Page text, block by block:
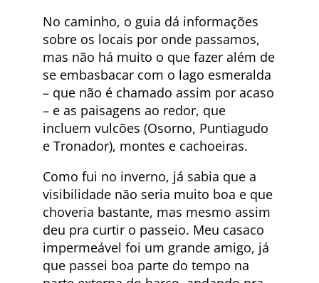
No caminho, o guia dá informações
sobre os locais por onde passamos,
mas não há muito o que fazer além de
se embasbacar com o lago esmeralda
– que não é chamado assim por acaso
– e as paisagens ao redor, que
incluem vulcões (Osorno, Puntiagudo
e Tronador), montes e cachoeiras.
Como fui no inverno, já sabia que a
visibilidade não seria muito boa e que
choveria bastante, mas mesmo assim
deu pra curtir o passeio. Meu casaco
impermeável foi um grande amigo, já
que passei boa parte do tempo na